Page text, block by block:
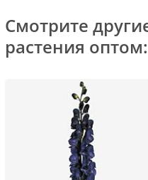
Смотрите
растения оптом: